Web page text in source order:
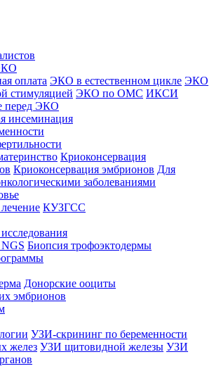
оплата ЭКО в естественном цикле ЭКО
стимуляцией ЭКО по ОМС ИКСИ
перед ЭКО
инсеминация
Криоконсервация
Криоконсервация эмбрионов Для
заболеваниями
КУЗГСС
Биопсия трофоэктодермы
Донорские ооциты
эмбрионов
УЗИ-скрининг по беременности
желез УЗИ щитовидной железы УЗИ